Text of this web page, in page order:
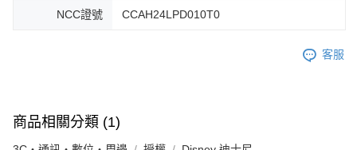
NCC證號 CCAH24LPD010T0
客服
商品相關分類 (1)